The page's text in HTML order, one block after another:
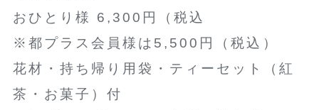
おひとり様 6,300円（税込
※都プラス会員様は5,500円（税込）
花材・持ち帰り用袋・ティーセット（紅
茶・お菓子）付